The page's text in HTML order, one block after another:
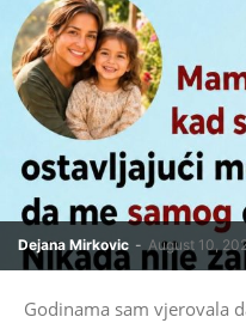
Dejana Mirkovic - August 10,
Godinama sam vjerovala